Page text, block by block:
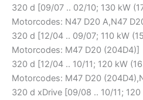
320 d [09/07 .. 02/10; 130 kW
Motorcodes: N47 D20 A,N47
320 d [12/04 .. 09/07; 110 kW
Motorcodes: M47 D20 (204D4)]
320 d [12/04 .. 10/11; 120 kW
Motorcodes: M47 D20
320 d xDrive [09/08 .. 10/11;